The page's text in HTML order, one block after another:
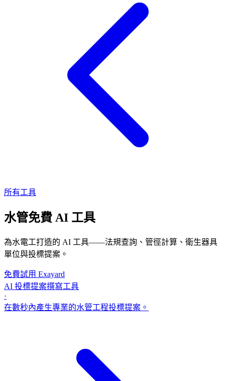
所有工具
水管免費 AI 工具
為水電工打造的 AI 工具——法規查詢、管徑計算、衛生器具
單位與投標提案。
免費試用 Exayard
AI 投標提案撰寫工具
·
在數秒內產生專業的水管工程投標提案。